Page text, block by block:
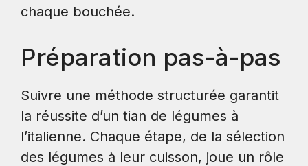
chaque bouchée.
Préparation pas-à-pas
Suivre une méthode structurée garantit
la réussite d’un tian de légumes à
l’italienne. Chaque étape, de la sélection
des légumes à leur cuisson, joue un rôle